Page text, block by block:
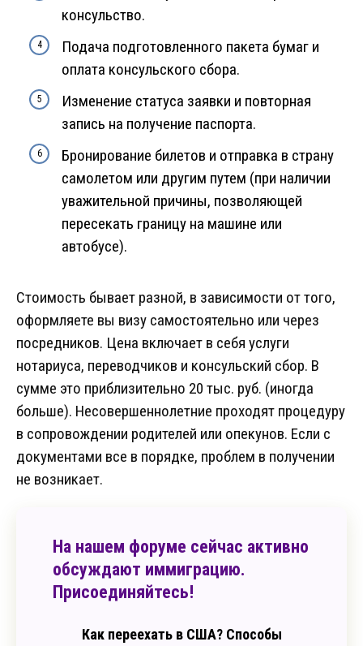
консульство.
Подача подготовленного пакета бумаг и
оплата консульского сбора.
Изменение статуса заявки и повторная
запись на получение паспорта.
Бронирование билетов и отправка в страну
самолетом или другим путем (при наличии
уважительной причины, позволяющей
пересекать границу на машине или
автобусе).
Стоимость бывает разной, в зависимости от того,
оформляете вы визу самостоятельно или через
посредников. Цена включает в себя услуги
нотариуса, переводчиков и консульский сбор. В
сумме это приблизительно 20 тыс. руб. (иногда
больше). Несовершеннолетние проходят процедуру
в сопровождении родителей или опекунов. Если с
документами все в порядке, проблем в получении
не возникает.
На нашем форуме сейчас активно
обсуждают иммиграцию.
Присоединяйтесь!
Как переехать в США? Способы